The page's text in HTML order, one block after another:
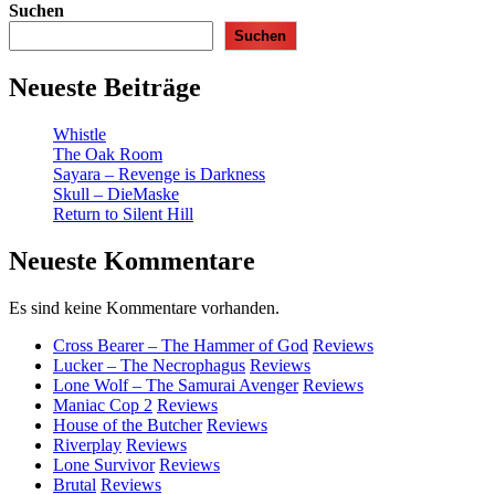
Suchen
Suchen
Neueste Beiträge
Whistle
The Oak Room
Sayara – Revenge is Darkness
Skull – DieMaske
Return to Silent Hill
Neueste Kommentare
Es sind keine Kommentare vorhanden.
Cross Bearer – The Hammer of God Reviews
Lucker – The Necrophagus Reviews
Lone Wolf – The Samurai Avenger Reviews
Maniac Cop 2 Reviews
House of the Butcher Reviews
Riverplay Reviews
Lone Survivor Reviews
Brutal Reviews